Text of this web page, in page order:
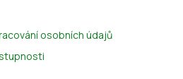
osobních údajů